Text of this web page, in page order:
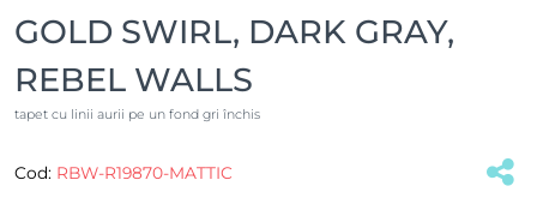
GOLD SWIRL, DARK GRAY,
REBEL WALLS
tapet cu linii aurii pe un fond gri închis
Cod: RBW-R19870-MATTIC